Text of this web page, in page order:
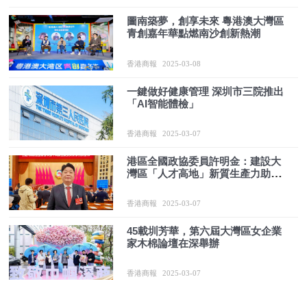
圖南築夢，創享未來 粵港澳大灣區
青創嘉年華點燃南沙創新熱潮
香港商報 2025-03-08
一鍵做好健康管理 深圳市三院推出
「AI智能體檢」
香港商報 2025-03-07
港區全國政協委員許明金：建設大
灣區「人才高地」新質生產力助推
香港商報 2025-03-07
45載圳芳華，第六屆大灣區女企業
家木棉論壇在深舉辦
香港商報 2025-03-07